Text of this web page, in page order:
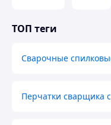
ТОП теги
Сварочные
Перчатки сварщика